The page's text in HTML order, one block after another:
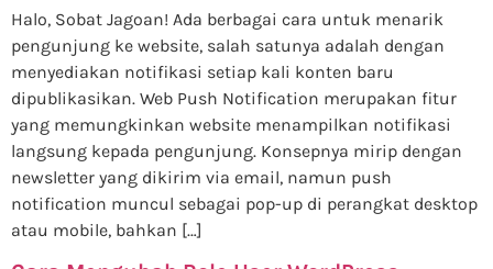
Halo, Sobat Jagoan! Ada berbagai cara untuk menarik
pengunjung ke website, salah satunya adalah dengan
menyediakan notifikasi setiap kali konten baru
dipublikasikan. Web Push Notification merupakan fitur
yang memungkinkan website menampilkan notifikasi
langsung kepada pengunjung. Konsepnya mirip dengan
newsletter yang dikirim via email, namun push
notification muncul sebagai pop-up di perangkat desktop
atau mobile, bahkan […]